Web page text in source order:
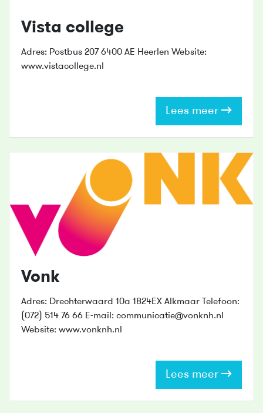
Vista college
Adres: Postbus 207 6400 AE Heerlen Website:
www.vistacollege.nl
Lees meer
Vonk
Adres: Drechterwaard 10a 1824EX Alkmaar Telefoon:
(072) 514 76 66 E-mail: communicatie@vonknh.nl
Website: www.vonknh.nl
Lees meer